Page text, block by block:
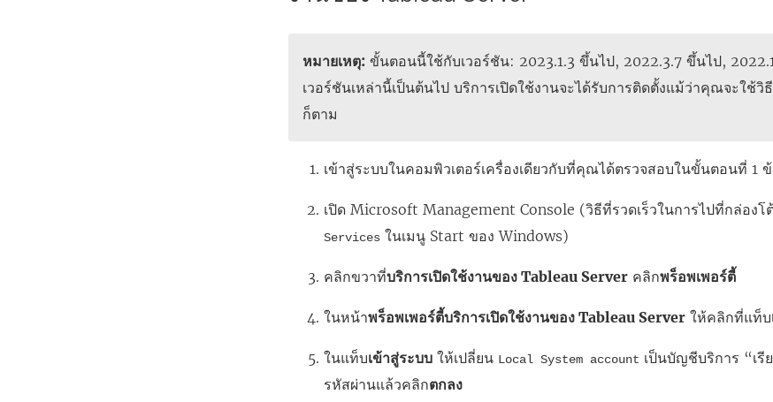
หมายเหตุ: ขั้นตอนนี้ใช้กับเวอร์ชัน: 2023.1.3 ขึ้นไป, 2022.3.7 ขึ้นไป,
เวอร์ชันเหล่านี้เป็นต้นไป บริการเปิดใช้งานจะได้รับการติดตั้งแม้ว่าคุณจะใช้วิ
ก็ตาม
เข้าสู่ระบบในคอมพิวเตอร์เครื่องเดียวกับที่คุณได้ตรวจสอบในขั้นตอนที่ 1
เปิด Microsoft Management Console (วิธีที่รวดเร็วในการไปที่กล่อง
Services ในเมนู Start ของ Windows)
คลิกขวาที่บริการเปิดใช้งานของ Tableau Server คลิกพร็อพเพอร์ตี้
ในหน้าพร็อพเพอร์ตี้บริการเปิดใช้งานของ Tableau Server ให้คลิกที่แท็บ
ในแท็บเข้าสู่ระบบ ให้เปลี่ยน Local System account เป็นบัญชีบริการ “เ
รหัสผ่านแล้วคลิกตกลง